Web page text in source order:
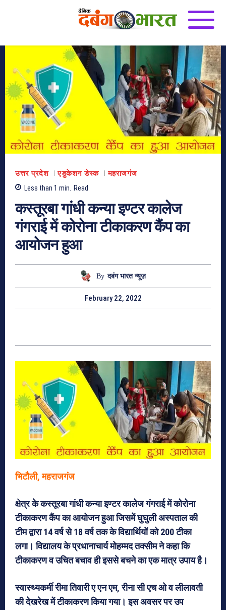
उत्तर प्रदेश एडुकेशन डेस्क
महराजगंज
Less than 1 min. Read
कस्तूरबा गांधी कन्या इण्टर कालेज
गंगराई में कोरोना टीकाकरण कैंप का
आयोजन हुआ
By दबंग भारत न्यूज़
February 22, 2022
भिटौली, महराजगंज
क्षेत्र के कस्तूरबा गांधी कन्या इण्टर कालेज गंगराई में कोरोना
टीकाकरण कैंप का आयोजन हुआ जिसमें घुघुली अस्पताल की
टीम द्वारा 14 वर्ष से 18 वर्ष तक के विद्यार्थियों को 200 टीका
लगा। विद्यालय के प्रधानाचार्य मोहम्मद तक्सीम ने कहा कि
टीकाकरण व उचित बचाव ही इससे बचने का एक मात्र उपाय है।
स्वास्थ्यकर्मी रीमा तिवारी ए एन एम, रीना सी एच ओ व लीलावती
की देखरेख में टीकाकरण किया गया। इस अवसर पर उप